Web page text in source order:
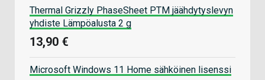
Thermal Grizzly PhaseSheet PTM jäähdytyslevyn
yhdiste Lämpöalusta 2 g
13,90 €
Microsoft Windows 11 Home sähköinen lisenssi